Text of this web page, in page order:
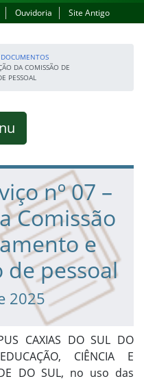
Ouvidoria Site Antigo
DOCUMENTOS
DA COMISSÃO DE
PESSOAL
nº 07 –
Comissão
e
de pessoal
2025
CAXIAS DO SUL DO
CIÊNCIA E
DO SUL, no uso das